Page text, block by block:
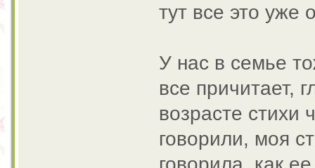
тут все это уже
У нас в семье
все причитает,
возрасте стихи
говорили, моя